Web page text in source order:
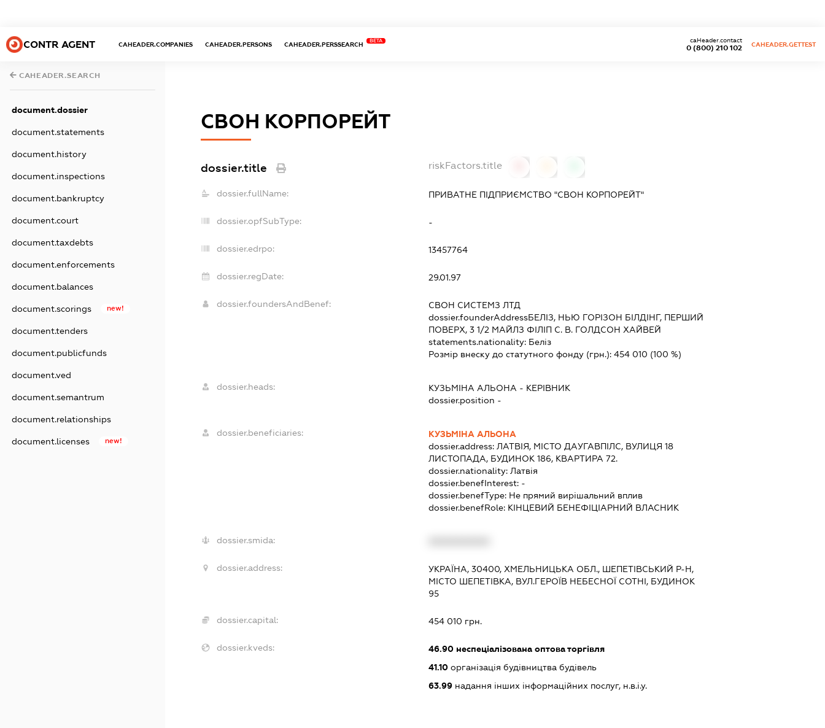
CONTR AGENT CAHEADER.COMPANIES CAHEADER.PERSONS CAHEADER.PERSSEARCH
BETA
0 (800) 210 102
caHeader.contact
CAHEADER.GETTEST
CAHEADER.SEARCH
document.dossier
document.statements
document.history
document.inspections
document.bankruptcy
document.court
document.taxdebts
document.enforcements
document.balances
document.scorings new!
document.tenders
document.publicfunds
document.ved
document.semantrum
document.relationships
document.licenses new!
СВОН КОРПОРЕЙТ
dossier.title riskFactors.title
dossier.fullName: ПРИВАТНЕ ПІДПРИЄМСТВО "СВОН КОРПОРЕЙТ"
dossier.opfSubType: -
dossier.edrpo: 13457764
dossier.regDate: 29.01.97
dossier.foundersAndBenef:
СВОН СИСТЕМЗ ЛТД
dossier.founderAddressБЕЛІЗ, НЬЮ ГОРІЗОН БІЛДІНГ, ПЕРШИЙ
ПОВЕРХ, 3 1/2 МАЙЛЗ ФІЛІП С. В. ГОЛДСОН ХАЙВЕЙ
statements.nationality: Беліз
Розмір внеску до статутного фонду (грн.): 454 010 (100 %)
dossier.heads: КУЗЬМІНА АЛЬОНА - КЕРІВНИК
dossier.position -
dossier.beneficiaries:
КУЗЬМІНА АЛЬОНА
dossier.address: ЛАТВІЯ, МІСТО ДАУГАВПІЛС, ВУЛИЦЯ 18
ЛИСТОПАДА, БУДИНОК 186, КВАРТИРА 72.
dossier.nationality: Латвія
dossier.benefInterest: -
dossier.benefType: Не прямий вирішальний вплив
dossier.benefRole: КІНЦЕВИЙ БЕНЕФІЦІАРНИЙ ВЛАСНИК
dossier.smida:
dossier.address:
УКРАЇНА, 30400, ХМЕЛЬНИЦЬКА ОБЛ., ШЕПЕТІВСЬКИЙ Р-Н,
МІСТО ШЕПЕТІВКА, ВУЛ.ГЕРОЇВ НЕБЕСНОЇ СОТНІ, БУДИНОК
95
dossier.capital: 454 010 грн.
dossier.kveds: 46.90неспеціалізована оптова торгівля
41.10організація будівництва будівель
63.99надання інших інформаційних послуг, н.в.і.у.